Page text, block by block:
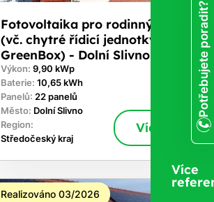
Fotovoltaika pro rodinný dům
(vč. chytré řídicí jednotky
GreenBox) - Dolní Slivno
Výkon: 9,90 kWp
Baterie: 10,65 kWh
Panelů: 22 panelů
Město: Dolní Slivno
Region:
Středočeský kraj
Více
Realizováno 03/2026
Více
Potřebujete poradit?